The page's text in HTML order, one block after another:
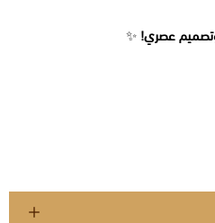
وتصميم عصري! ✨